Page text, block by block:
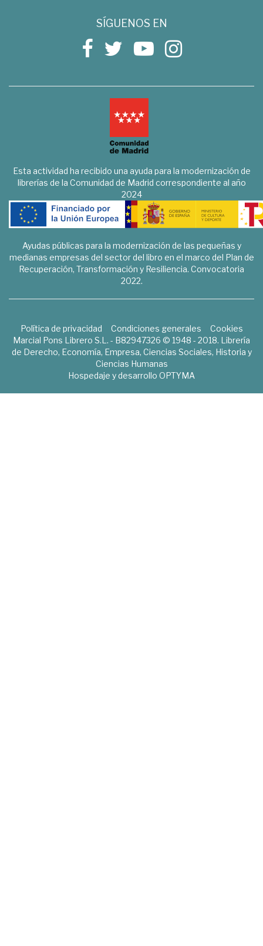
SÍGUENOS EN
Esta actividad ha recibido una ayuda para la modernización de
librerías de la Comunidad de Madrid correspondiente al año
2024
Ayudas públicas para la modernización de las pequeñas y
medianas empresas del sector del libro en el marco del Plan de
Recuperación, Transformación y Resiliencia. Convocatoria
2022.
Política de privacidad Condiciones generales
Cookies
Marcial Pons Librero S.L. - B82947326 © 1948 - 2018. Librería
de Derecho, Economía, Empresa, Ciencias Sociales, Historia y
Ciencias Humanas
Hospedaje y desarrollo OPTYMA